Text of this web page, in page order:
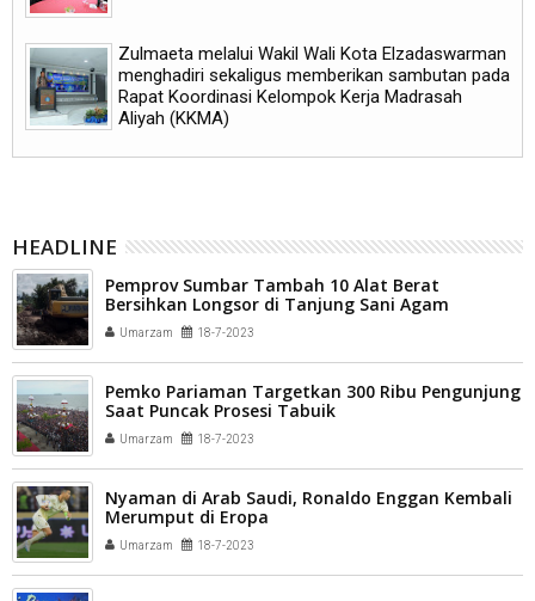
Zulmaeta melalui Wakil Wali Kota Elzadaswarman
menghadiri sekaligus memberikan sambutan pada
Rapat Koordinasi Kelompok Kerja Madrasah
Aliyah (KKMA)
HEADLINE
Pemprov Sumbar Tambah 10 Alat Berat
Bersihkan Longsor di Tanjung Sani Agam
Umarzam 18-7-2023
Pemko Pariaman Targetkan 300 Ribu Pengunjung
Saat Puncak Prosesi Tabuik
Umarzam 18-7-2023
Nyaman di Arab Saudi, Ronaldo Enggan Kembali
Merumput di Eropa
Umarzam 18-7-2023